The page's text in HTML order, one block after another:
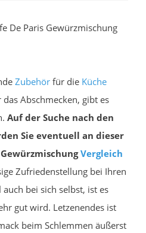
De Paris Gewürzmischung
Zubehör für die Küche
Abschmecken, gibt es
Auf der Suche nach den
Sie eventuell an dieser
Vergleich
Zufriedenstellung bei Ihren
bei sich selbst, ist es
gut wird. Letzenendes ist
beim Schlemmen äußerst